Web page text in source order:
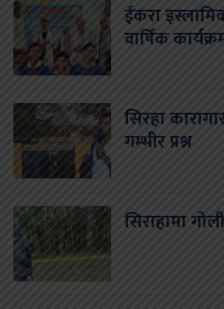
ईकरा
वार्षिक
सिरहा
गम्भीर प्रश्न
सिराहामा